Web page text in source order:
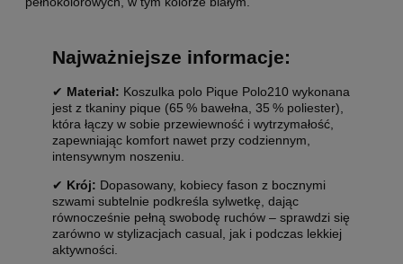
Najważniejsze informacje:
✔ Materiał: Koszulka polo Pique Polo210 wykonana
jest z tkaniny pique (65 % bawełna, 35 % poliester),
która łączy w sobie przewiewność i wytrzymałość,
zapewniając komfort nawet przy codziennym,
intensywnym noszeniu.
✔ Krój: Dopasowany, kobiecy fason z bocznymi
szwami subtelnie podkreśla sylwetkę, dając
równocześnie pełną swobodę ruchów – sprawdzi się
zarówno w stylizacjach casual, jak i podczas lekkiej
aktywności.